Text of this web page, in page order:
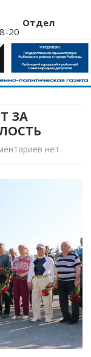
67 Отдел
20
ЗА
к
ПОЧЁТ
ЗА
ОТВАГУ,
МУЖЕСТВО
нет